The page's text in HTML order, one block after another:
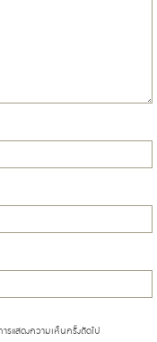
รแสดงความเห็นครั้งถัดไป